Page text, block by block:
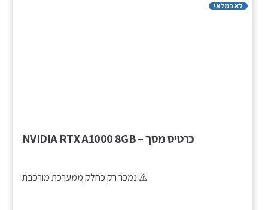
לא במלאי
כרטיס מסך – NVIDIA RTX A1000 8GB
⚠️ נמכר רק כחלק ממערכת מורכבת